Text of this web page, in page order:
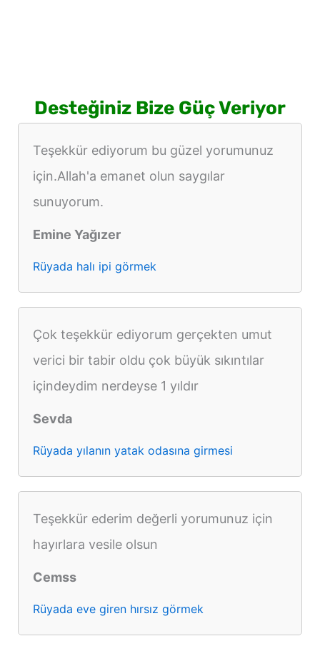
Desteğiniz Bize Güç Veriyor
Teşekkür ediyorum bu güzel yorumunuz
için.Allah'a emanet olun saygılar
sunuyorum.
Emine Yağızer
Rüyada halı ipi görmek
Çok teşekkür ediyorum gerçekten umut
verici bir tabir oldu çok büyük sıkıntılar
içindeydim nerdeyse 1 yıldır
Sevda
Rüyada yılanın yatak odasına girmesi
Teşekkür ederim değerli yorumunuz için
hayırlara vesile olsun
Cemss
Rüyada eve giren hırsız görmek